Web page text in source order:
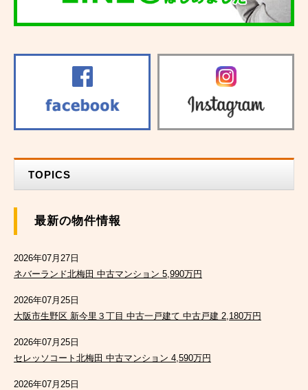
TOPICS
最新の物件情報
2026年07月27日
ネバーランド北梅田 中古マンション 5,990万円
2026年07月25日
大阪市生野区 新今里３丁目 中古一戸建て 中古戸建 2,180万円
2026年07月25日
セレッソコート北梅田 中古マンション 4,590万円
2026年07月25日